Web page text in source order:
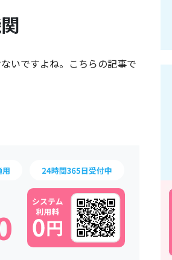
いですよね。こちらの記事で